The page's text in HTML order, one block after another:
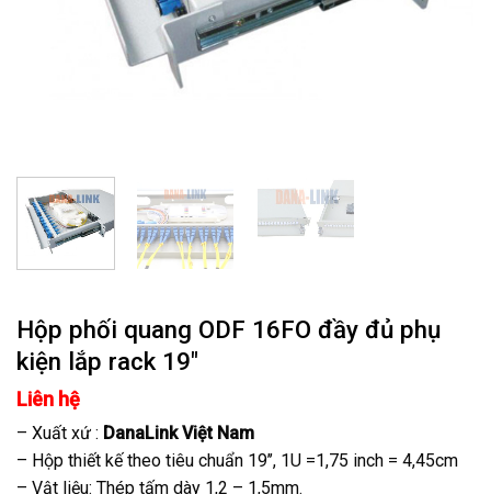
Hộp phối quang ODF 16FO đầy đủ phụ
kiện lắp rack 19″
Liên hệ
– Xuất xứ : DanaLink Việt Nam
– Hộp thiết kế theo tiêu chuẩn 19’’, 1U =1,75 inch = 4,45cm
– Vật liệu: Thép tấm dày 1,2 – 1,5mm.